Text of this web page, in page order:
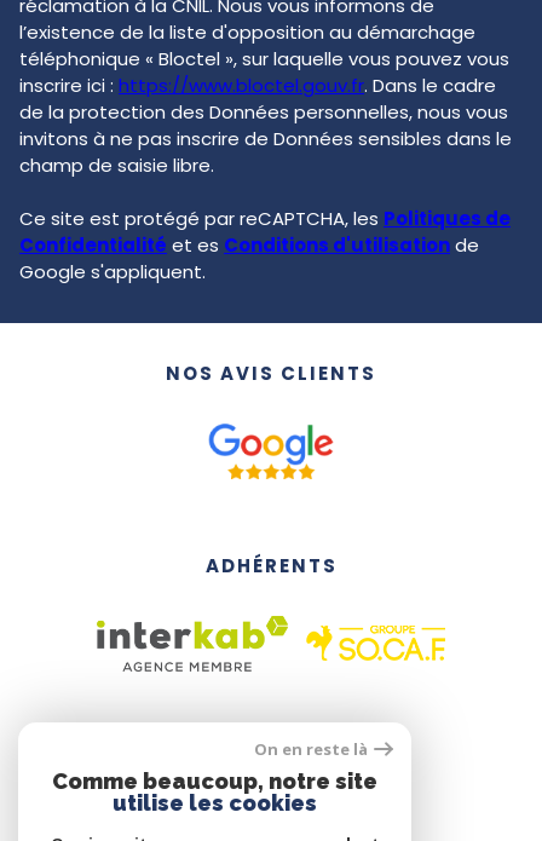
réclamation à la CNIL. Nous vous informons de
l’existence de la liste d'opposition au démarchage
téléphonique « Bloctel », sur laquelle vous pouvez vous
inscrire ici : https://www.bloctel.gouv.fr. Dans le cadre
de la protection des Données personnelles, nous vous
invitons à ne pas inscrire de Données sensibles dans le
champ de saisie libre.
Ce site est protégé par reCAPTCHA, les Politiques de
Confidentialité et es Conditions d'utilisationde
Google s'appliquent.
NOS AVIS CLIENTS
ADHÉRENTS
On en reste là
Comme beaucoup, notre site
utilise les cookies